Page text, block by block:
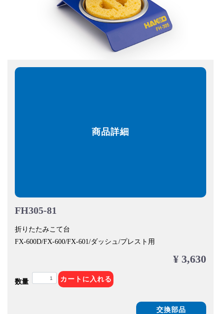
商品詳細
FH305-81
折りたたみこて台
FX-600D/FX-600/FX-601/ダッシュ/プレスト用
¥ 3,630
数量 カートに入れる
交換部品